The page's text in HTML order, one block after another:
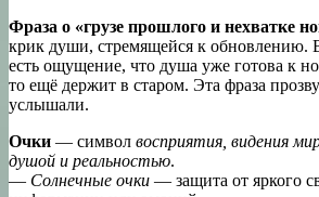
Фраза о «грузе прошлого и нехватке
крик души, стремящейся к обновлению.
есть ощущение, что душа уже готова к
то ещё держит в старом. Эта фраза
услышали.
Очки — символ восприятия, видения
душой и реальностью.
— Солнечные очки — защита от яркого